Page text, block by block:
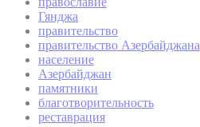
Гянджа
правительство
правительство Азербайджана
население
Азербайджан
памятники
благотворительность
реставрация